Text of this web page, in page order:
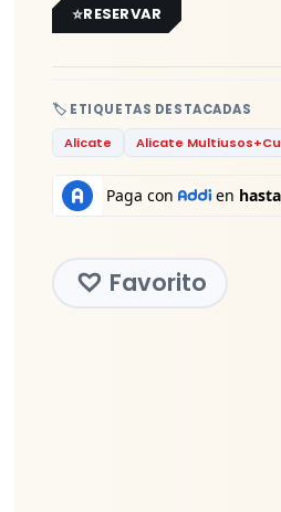
🏷️ ETIQUETAS DESTACADAS
Alicate
Alicate
RESERVAR
Favorito